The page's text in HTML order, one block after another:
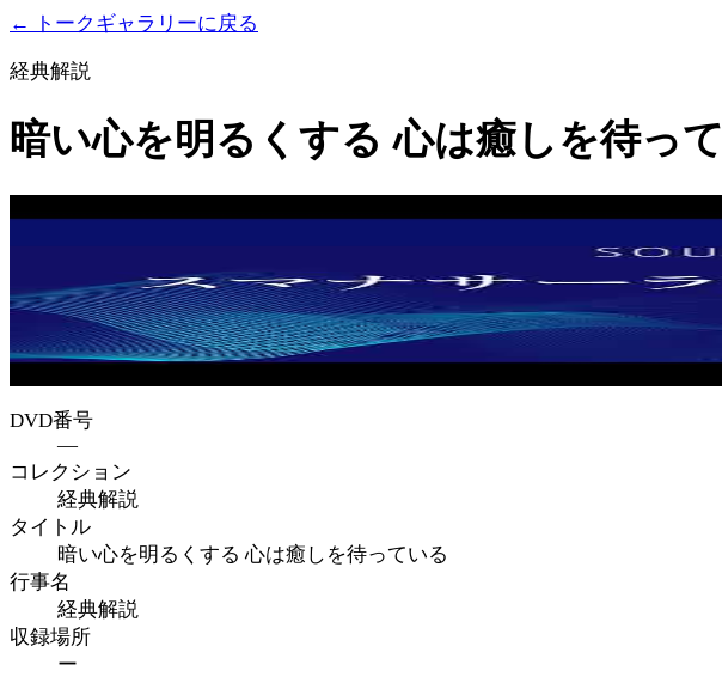
← トークギャラリーに戻る
経典解説
暗い心を明るくする 心は癒しを待っ
DVD番号
—
コレクション
経典解説
タイトル
暗い心を明るくする 心は癒しを待っている
行事名
経典解説
収録場所
ー